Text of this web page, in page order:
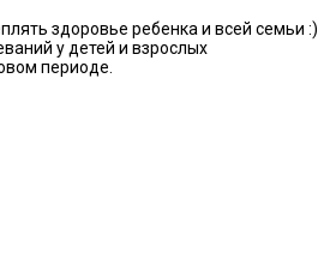
здоровье ребенка и всей семьи :)
у детей и взрослых
периоде.